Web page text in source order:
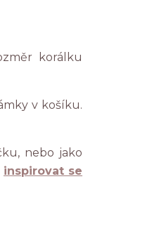
korálku
v košíku.
nebo jako
inspirovat se